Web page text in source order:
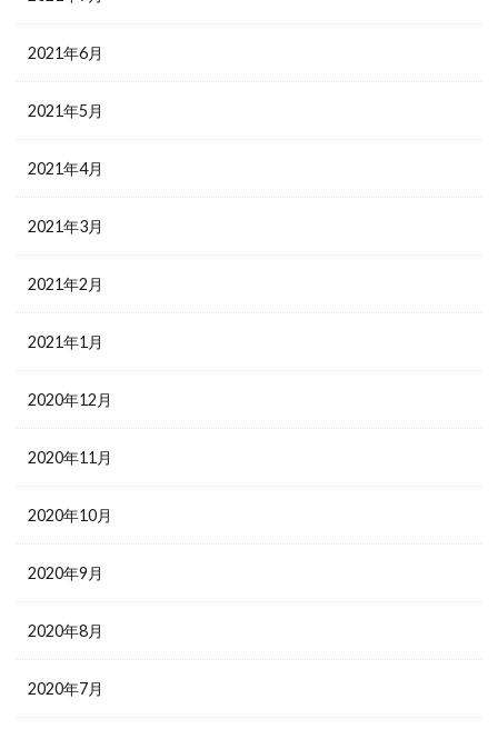
2021年6月
2021年5月
2021年4月
2021年3月
2021年2月
2021年1月
2020年12月
2020年11月
2020年10月
2020年9月
2020年8月
2020年7月